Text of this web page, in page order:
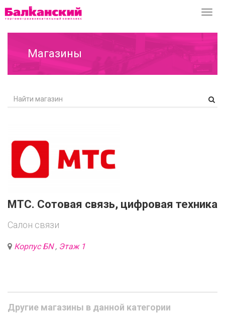
Магазины
MTC. Сотовая связь, цифровая техника
Cалон связи
Корпус БN, Этаж 1
Другие магазины в данной категории